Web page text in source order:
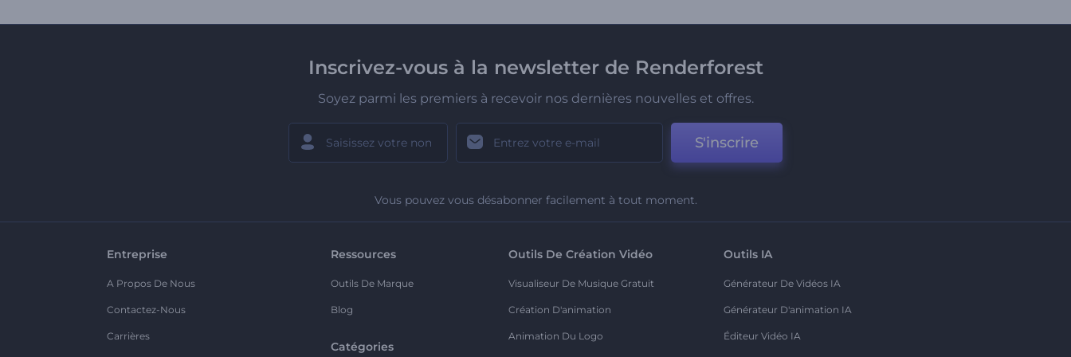
Inscrivez-vous à la newsletter de Renderforest
Soyez parmi les premiers à recevoir nos dernières nouvelles et offres.
S'inscrire
Vous pouvez vous désabonner facilement à tout moment.
Entreprise
A Propos De Nous
Contactez-Nous
Carrières
Ressources
Outils De Marque
Blog
Catégories
Outils De Création Vidéo
Visualiseur De Musique Gratuit
Création D'animation
Animation Du Logo
Outils IA
Générateur De Vidéos IA
Générateur D'animation IA
Éditeur Vidéo IA